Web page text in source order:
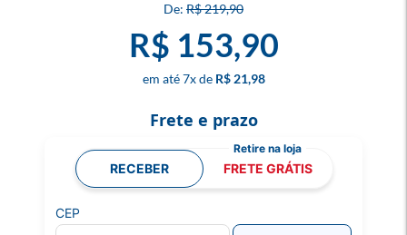
R$ 219,90
R$ 153,90
7x R$ 21,98
Frete e prazo
RECEBER FRETE GRÁTIS
CEP